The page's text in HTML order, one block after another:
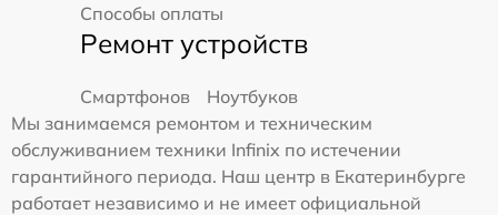
Способы оплаты
Ремонт устройств
Смартфонов
Ноутбуков
Мы занимаемся ремонтом и техническим
обслуживанием техники Infinix по истечении
гарантийного периода. Наш центр в Екатеринбурге
работает независимо и не имеет официальной